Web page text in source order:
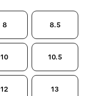
8 8.5
10 10.5
12 13